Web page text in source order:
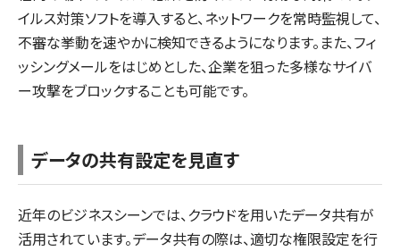
イルス対策ソフトを導入すると、ネットワークを常時監視して、
不審な挙動を速やかに検知できるようになります。また、フィ
ッシングメールをはじめとした、企業を狙った多様なサイバ
ー攻撃をブロックすることも可能です。
データの共有設定を見直す
近年のビジネスシーンでは、クラウドを用いたデータ共有が
活用されています。データ共有の際は、適切な権限設定を行